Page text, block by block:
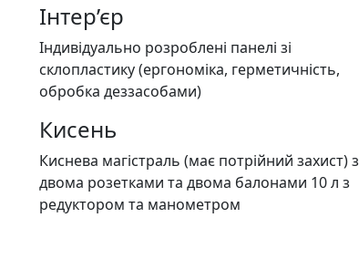
Інтер’єр
Індивідуально розроблені панелі зі
склопластику (ергономіка, герметичність,
обробка деззасобами)
Кисень
Киснева магістраль (має потрійний захист) з
двома розетками та двома балонами 10 л з
редуктором та манометром